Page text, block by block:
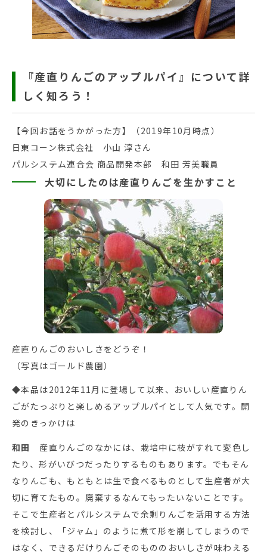
『産直りんごのアップルパイ』について詳
しく知ろう！
【今回お話をうかがった方】（2019年10月時点）
日東コーン株式会社 小山 淳さん
パルシステム連合会 商品開発本部 和田 芳美職員
大切にしたのは産直りんごを生かすこと
産直りんごのおいしさをどうぞ！
（写真はゴールド農園）
◆本品は2012年11月に登場して以来、おいしい産直りん
ごがたっぷりと楽しめるアップルパイとして人気です。開
発のきっかけは
和田
産直りんごのなかには、栽培中に枝がすれて変色し
たり、形がいびつだったりするものもあります。でもそん
なりんごも、もともとは生で食べるものとして生産者が大
切に育てたもの。廃棄するなんてもったいないことです。
そこで生産者とパルシステムで余剰りんごを活用する方法
を検討し、「ジャム」のように煮て形を崩してしまうので
はなく、できるだけりんごそのもののおいしさが味わえる